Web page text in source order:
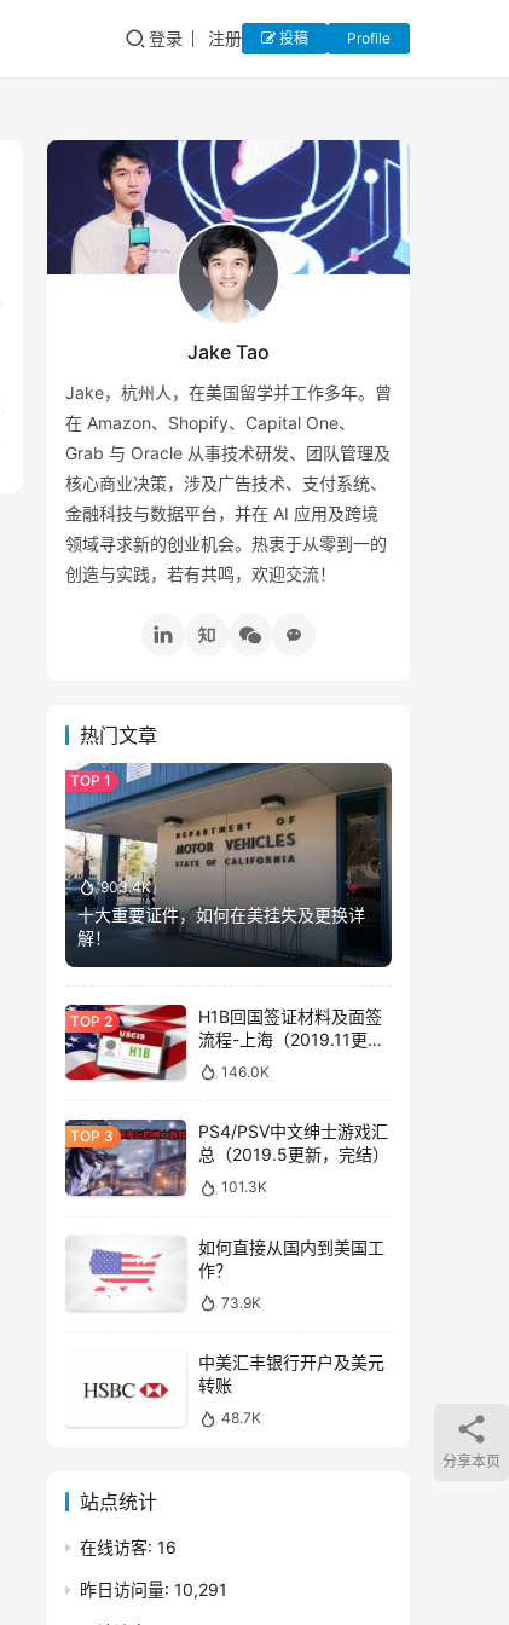
登录 注册 投稿 Profile
Jake Tao
Jake，杭州人，在美国留学并工作多年。曾
在 Amazon、Shopify、Capital One、
Grab 与 Oracle 从事技术研发、团队管理及
核心商业决策，涉及广告技术、支付系统、
金融科技与数据平台，并在 AI 应用及跨境
领域寻求新的创业机会。热衷于从零到一的
创造与实践，若有共鸣，欢迎交流！
热门文章
903.4K
十大重要证件，如何在美挂失及更换详
解！
H1B回国签证材料及面签
流程-上海（2019.11更
新）146.0K
PS4/PSV中文绅士游戏汇
总（2019.5更新，完结）
101.3K
如何直接从国内到美国工
作？
73.9K
中美汇丰银行开户及美元
转账
48.7K
站点统计
在线访客: 16
昨日访问量: 10,291
分享本页